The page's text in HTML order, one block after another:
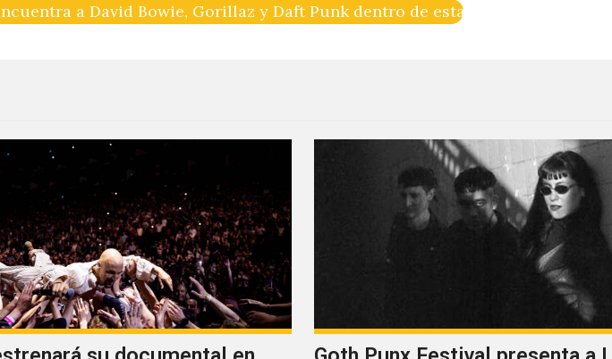
Lover”a David Bowie, Gorillaz y Daft Punk dentro de esta alocada